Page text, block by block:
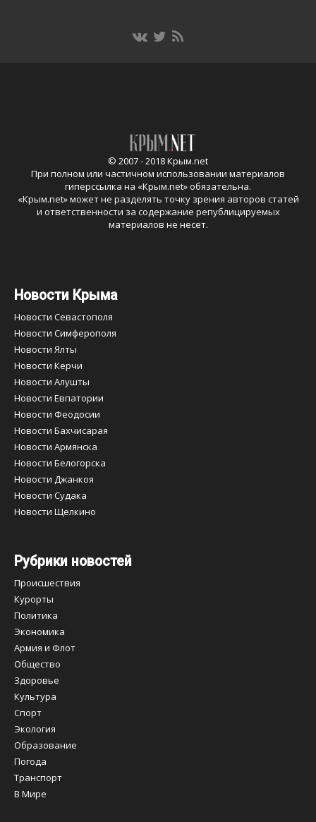
© 2007 - 2018 Крым.net
При полном или частичном использовании материалов
гиперссылка на «Крым.net» обязательна.
«Крым.net» может не разделять точку зрения авторов статей
и ответственности за содержание републицируемых
материалов не несет.
Новости Крыма
Новости Севастополя
Новости Симферополя
Новости Ялты
Новости Керчи
Новости Алушты
Новости Евпатории
Новости Феодосии
Новости Бахчисарая
Новости Армянска
Новости Белогорска
Новости Джанкоя
Новости Судака
Новости Щелкино
Рубрики новостей
Происшествия
Курорты
Политика
Экономика
Армия и Флот
Общество
Здоровье
Культура
Спорт
Экология
Образование
Погода
Транспорт
В Мире